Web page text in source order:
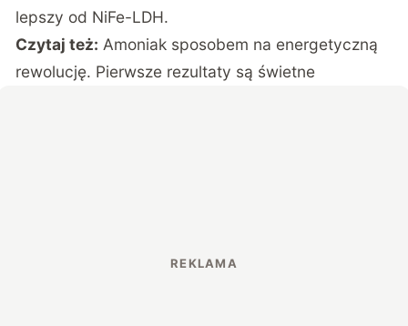
lepszy od NiFe-LDH.
Czytaj też: Amoniak sposobem na energetyczną
rewolucję. Pierwsze rezultaty są świetne